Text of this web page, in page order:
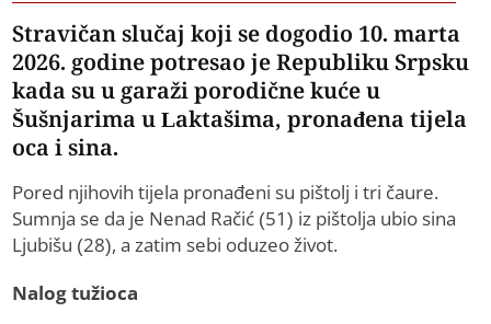
Stravičan slučaj koji se dogodio 10. marta
2026. godine potresao je Republiku Srpsku
kada su u garaži porodične kuće u
Šušnjarima u Laktašima, pronađena tijela
oca i sina.
Pored njihovih tijela pronađeni su pištolj i tri čaure.
Sumnja se da je Nenad Račić (51) iz pištolja ubio sina
Ljubišu (28), a zatim sebi oduzeo život.
Nalog tužioca